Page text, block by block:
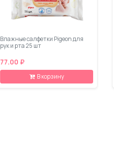
Влажные салфетки Pigeon для
рук и рта 25 шт
77.00 ₽
В корзину